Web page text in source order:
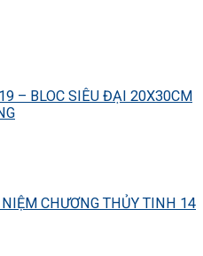
– BLOC SIÊU ĐẠI 20X30CM
NIỆM CHƯƠNG THỦY TINH 14